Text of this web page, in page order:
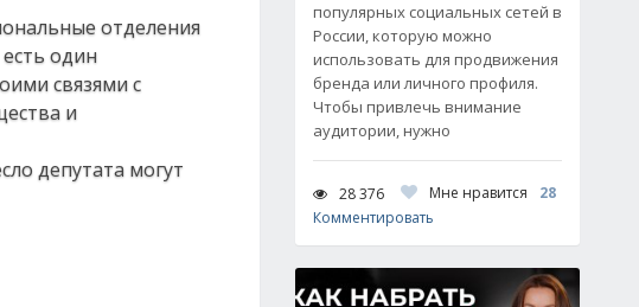
отделения
один
связями с
и
депутата могут
популярных социальных сетей в
России, которую можно
использовать для продвижения
бренда или личного профиля.
Чтобы привлечь внимание
аудитории, нужно
28 376 Мне нравится
28
Комментировать